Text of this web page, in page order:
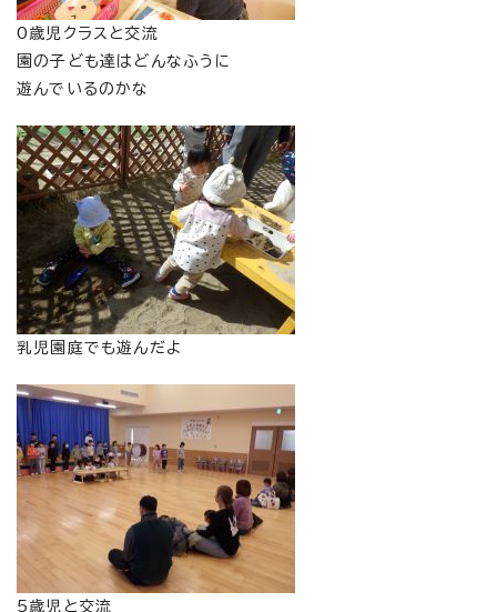
0歳児クラスと交流
園の子ども達はどんなふうに
遊んでいるのかな
乳児園庭でも遊んだよ
5歳児と交流